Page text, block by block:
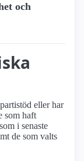
och
eller har
som haft
i senaste
de som valts